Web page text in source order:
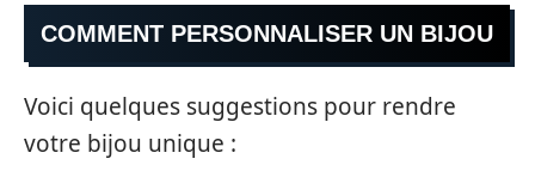
COMMENT PERSONNALISER UN BIJOU
Voici quelques suggestions pour rendre
votre bijou unique :